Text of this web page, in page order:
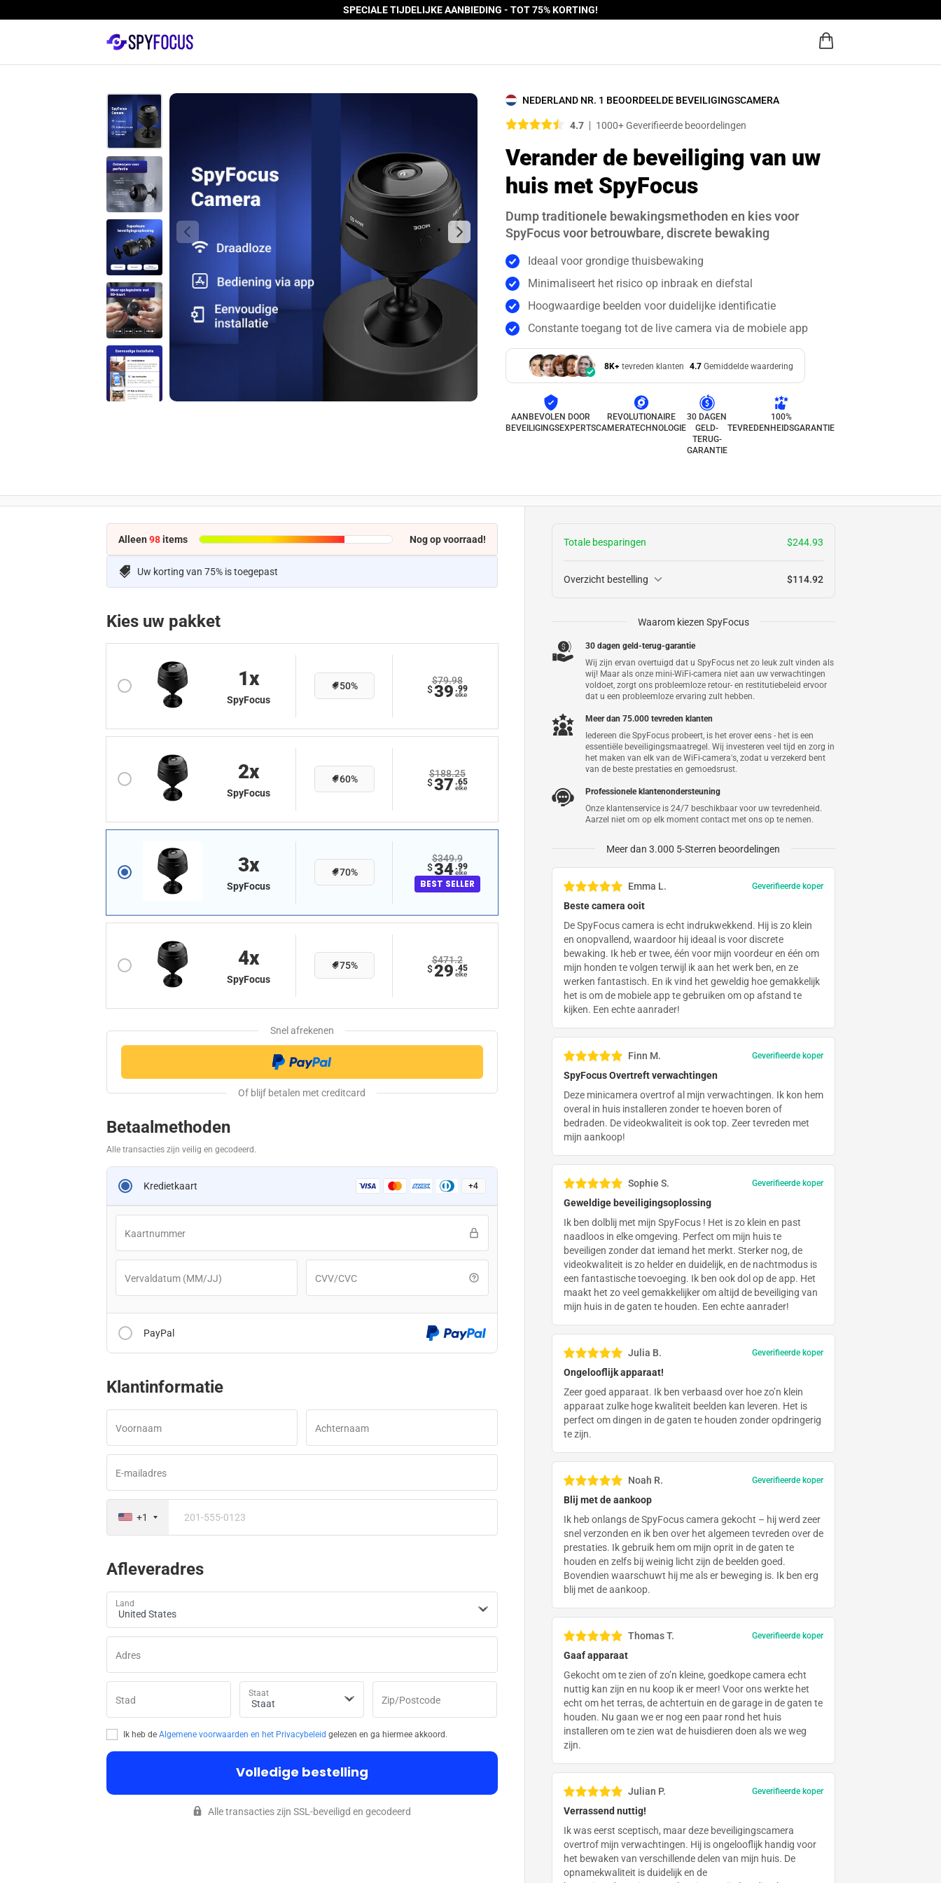
SPECIALE TIJDELIJKE AANBIEDING - TOT 75% KORTING!
NEDERLAND NR. 1 BEOORDEELDE BEVEILIGINGSCAMERA
4.7 1000+ Geverifieerde beoordelingen
Verander de beveiliging van uw
huis met SpyFocus
Dump traditionele bewakingsmethoden en kies voor
SpyFocus voor betrouwbare, discrete bewaking
Ideaal voor grondige thuisbewaking
Minimaliseert het risico op inbraak en diefstal
Hoogwaardige beelden voor duidelijke identificatie
Constante toegang tot de live camera via de mobiele app
8K+ tevreden klanten 4.7 Gemiddelde waardering
AANBEVOLEN DOOR
BEVEILIGINGSEXPERTS
REVOLUTIONAIRE
CAMERATECHNOLOGIE
30 DAGEN
GELD-
TERUG-
GARANTIE
100%
TEVREDENHEIDSGARANTIE
Alleen 98 items Nog op voorraad!
Uw korting van 75% is toegepast
Kies uw pakket
1X
SpyFocus
50%
$79.98
$39 .99
elke
2X
SpyFocus
60%
$188.25
$37 .65
elke
3X
SpyFocus
70%
$349.9
$34.99
elke
BEST SELLER
4X
SpyFocus
75%
$471.2
$29 .45
elke
Klantinformatie
Voornaam Achternaam
E-mailadres
+1
Afleveradres
Land
Adres
Stad
Staat
Zip/Postcode
Betaalmethoden
Alle transacties zijn veilig en gecodeerd.
Kredietkaart +4
Kaartnummer
Vervaldatum (MM/JJ) CVV/CVC
PayPal
beveiligd betalingsvenster om uw transactie te voltooien.
Ik heb de Algemene voorwaarden en het Privacybeleid gelezen en ga hiermee akkoord.
Volledige bestelling
Alle transacties zijn SSL-beveiligd en gecodeerd
Totale besparingen $244.93
Overzicht bestelling $114.92
Subtotaal
$104.97
Totale besparingen -$244.93
Totaal
Waarom kiezen SpyFocus
30 dagen geld-terug-garantie
Wij zijn ervan overtuigd dat u SpyFocus net zo leuk zult vinden als
wij! Maar als onze mini-WiFi-camera niet aan uw verwachtingen
voldoet, zorgt ons probleemloze retour- en restitutiebeleid ervoor
dat u een probleemloze ervaring zult hebben.
Meer dan 75.000 tevreden klanten
Iedereen die SpyFocus probeert, is het erover eens - het is een
essentiële beveiligingsmaatregel. Wij investeren veel tijd en zorg in
het maken van elk van de WiFi-camera's, zodat u verzekerd bent
van de beste prestaties en gemoedsrust.
Professionele klantenondersteuning
Onze klantenservice is 24/7 beschikbaar voor uw tevredenheid.
Aarzel niet om op elk moment contact met ons op te nemen.
Meer dan 3.000 5-Sterren beoordelingen
Emma L. Geverifieerde koper
Beste camera ooit
De SpyFocus camera is echt indrukwekkend. Hij is zo klein
en onopvallend, waardoor hij ideaal is voor discrete
bewaking. Ik heb er twee, één voor mijn voordeur en één om
mijn honden te volgen terwijl ik aan het werk ben, en ze
werken fantastisch. En ik vind het geweldig hoe gemakkelijk
het is om de mobiele app te gebruiken om op afstand te
kijken. Een echte aanrader!
Finn M. Geverifieerde koper
SpyFocus Overtreft verwachtingen
Deze minicamera overtrof al mijn verwachtingen. Ik kon hem
overal in huis installeren zonder te hoeven boren of
bedraden. De videokwaliteit is ook top. Zeer tevreden met
mijn aankoop!
Sophie S. Geverifieerde koper
Geweldige beveiligingsoplossing
Ik ben dolblij met mijn SpyFocus ! Het is zo klein en past
naadloos in elke omgeving. Perfect om mijn huis te
beveiligen zonder dat iemand het merkt. Sterker nog, de
videokwaliteit is zo helder en duidelijk, en de nachtmodus is
een fantastische toevoeging. Ik ben ook dol op de app. Het
maakt het zo veel gemakkelijker om altijd de beveiliging van
mijn huis in de gaten te houden. Een echte aanrader!
Julia B. Geverifieerde koper
Ongelooflijk apparaat!
Zeer goed apparaat. Ik ben verbaasd over hoe zo’n klein
apparaat zulke hoge kwaliteit beelden kan leveren. Het is
perfect om dingen in de gaten te houden zonder opdringerig
te zijn.
Noah R. Geverifieerde koper
Blij met de aankoop
Ik heb onlangs de SpyFocus camera gekocht – hij werd zeer
snel verzonden en ik ben over het algemeen tevreden over de
prestaties. Ik gebruik hem om mijn oprit in de gaten te
houden en zelfs bij weinig licht zijn de beelden goed.
Bovendien waarschuwt hij me als er beweging is. Ik ben erg
blij met de aankoop.
Thomas T. Geverifieerde koper
Gaaf apparaat
Gekocht om te zien of zo’n kleine, goedkope camera echt
nuttig kan zijn en nu koop ik er meer! Voor ons werkte het
echt om het terras, de achtertuin en de garage in de gaten te
houden. Nu gaan we er nog een paar rond het huis
installeren om te zien wat de huisdieren doen als we weg
zijn.
Julian P. Geverifieerde koper
Verrassend nuttig!
Ik was eerst sceptisch, maar deze beveiligingscamera
overtrof mijn verwachtingen. Hij is ongelooflijk handig voor
het bewaken van verschillende delen van mijn huis. De
opnamekwaliteit is duidelijk en de